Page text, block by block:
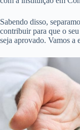
Sabendo disso,
contribuir para que o
seja aprovado. Vamos a